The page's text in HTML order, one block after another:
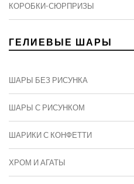
КОРОБКИ-СЮРПРИЗЫ
ГЕЛИЕВЫЕ ШАРЫ
ШАРЫ БЕЗ РИСУНКА
ШАРЫ С РИСУНКОМ
ШАРИКИ С КОНФЕТТИ
ХРОМ И АГАТЫ